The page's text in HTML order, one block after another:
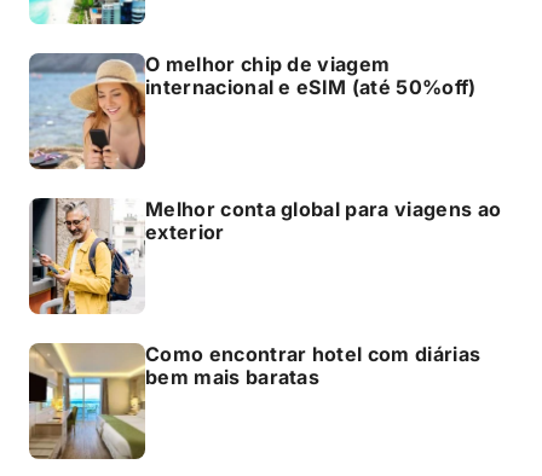
O melhor chip de viagem
internacional e eSIM (até 50%off)
Melhor conta global para viagens ao
exterior
Como encontrar hotel com diárias
bem mais baratas